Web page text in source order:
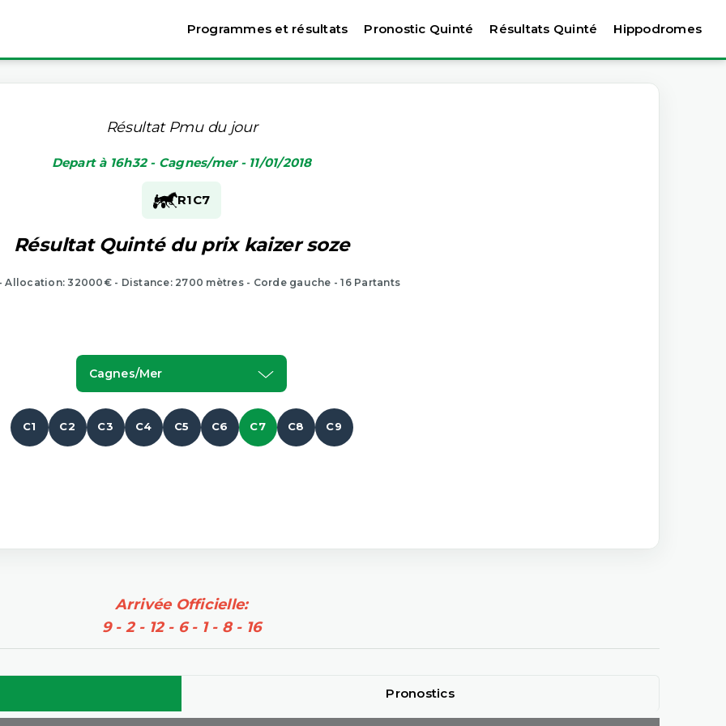
Programmes et résultats Pronostic Quinté Résultats Quinté Hippodromes
Résultat Pmu du jour
Depart à 16h32 - Cagnes/mer - 11/01/2018
R1C7
Résultat Quinté du prix kaizer soze
Allocation: 32000€ - Distance: 2700 mètres - Corde gauche - 16 Partants
Cagnes/mer
C1 C2 C3 C4 C5 C6 C7 C8 C9
Arrivée Officielle:
9 - 2 - 12 - 6 - 1 - 8 - 16
Pronostics